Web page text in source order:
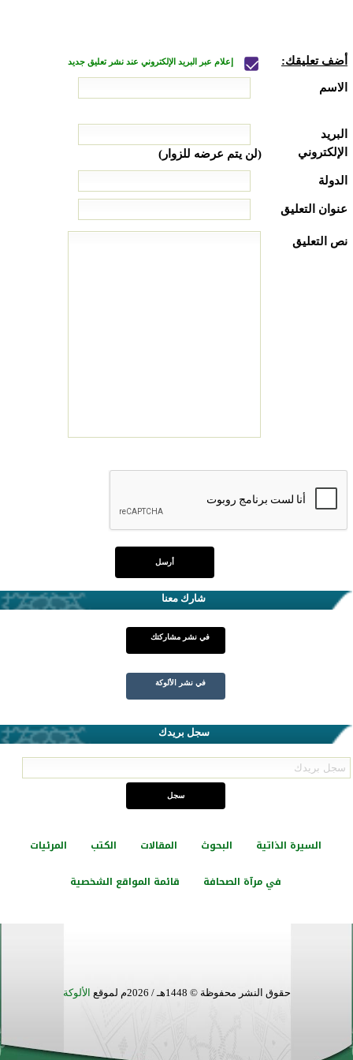
أضف تعليقك: إعلام عبر البريد الإلكتروني عند نشر تعليق جديد
الاسم
البريد
الإلكتروني
(لن يتم عرضه للزوار)
الدولة
عنوان التعليق
نص التعليق
شارك معنا
في نشر مشاركتك
في نشر الألوكة
سجل بريدك
السيرة الذاتية البحوث المقالات الكتب المرئيات
في مرآة الصحافة قائمة المواقع الشخصية
حقوق النشر محفوظة © 1448هـ / 2026م لموقع الألوكة